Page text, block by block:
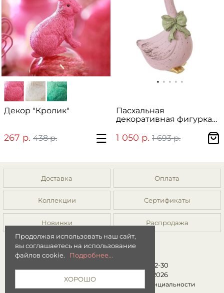
Декор "Кролик"
267 р. 438 р.
Пасхальная
декоративная фигурка
1 050 р. 1 693 р.
Доставка Оплата
Коллекции Сертификаты
Новинки Распродажа
8 (499) 392-01-44, 8 (977) 149-22-30
Интернет-магазин "Мята" © 2026
Политика конфиденциальности
Продолжая использовать наш сайт,
вы соглашаетесь на использование
файлов cookie.
Подробнее...
ХОРОШО